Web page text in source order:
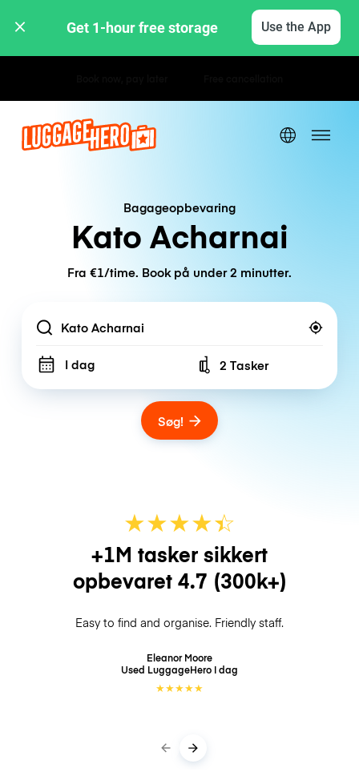
Get 1-hour free storage Use the App
Bagageopbevaring
Kato Acharnai
Fra €1/time. Book på under 2 minutter.
Location
I dag Number of bags
2 Tasker
Søg!
★★★★☆
★
+1M tasker sikkert
opbevaret 4.7 (300k+)
Easy to find and organise. Friendly staff.
Eleanor Moore
Used LuggageHero I dag
★★★★★